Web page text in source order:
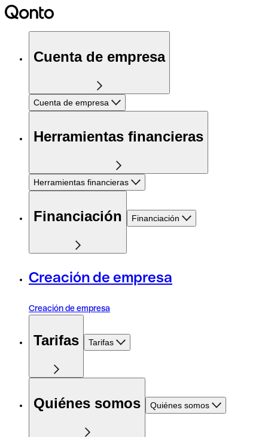
Cuenta de empresa
Cuenta de empresa
Herramientas financieras
Herramientas financieras
Financiación Financiación
Creación de empresa
Creación de empresa
Tarifas Tarifas
Quiénes somos Quiénes somos